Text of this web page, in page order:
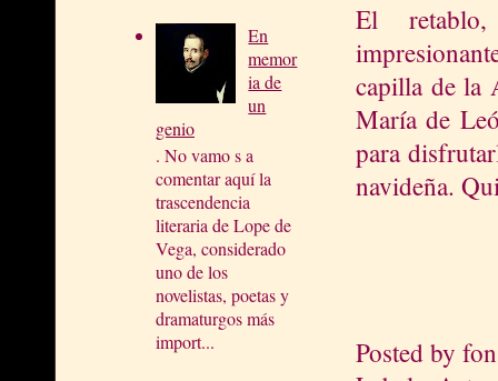
En
memor
ia de
un
genio
. No vamo s a
comentar aquí la
trascendencia
literaria de Lope de
Vega, considerado
uno de los
novelistas, poetas y
dramaturgos más
import...
El
capilla de la
María de
para
navideña.
Posted by